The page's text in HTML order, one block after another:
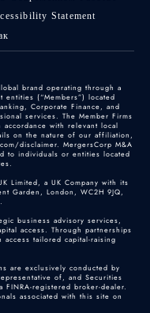
Statement
brand operating through a
(“Members”) located
Corporate Finance, and
services. The Member Firms
with relevant local
on the nature of our affiliation,
disclaimer. MergersCorp M&A
to individuals or entities located
Limited, a UK Company with its
Garden, London, WC2H 9JQ,
business advisory services,
access. Through partnerships
tailored capital-raising
are exclusively conducted by
of, and Securities
registered broker-dealer.
associated with this site on